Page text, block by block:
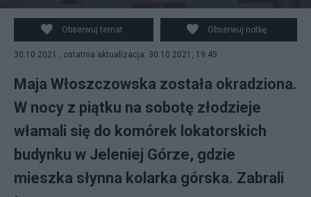
Andrzej Duda prosi o pomoc dla Mai Włoszczowskiej.
Fot. PAP
Obserwuj temat Obserwuj notkę
30.10.2021 , ostatnia aktualizacja: 30.10.2021, 19:45
Maja Włoszczowska została okradziona.
W nocy z piątku na sobotę złodzieje
włamali się do komórek lokatorskich
budynku w Jeleniej Górze, gdzie
mieszka słynna kolarka górska. Zabrali